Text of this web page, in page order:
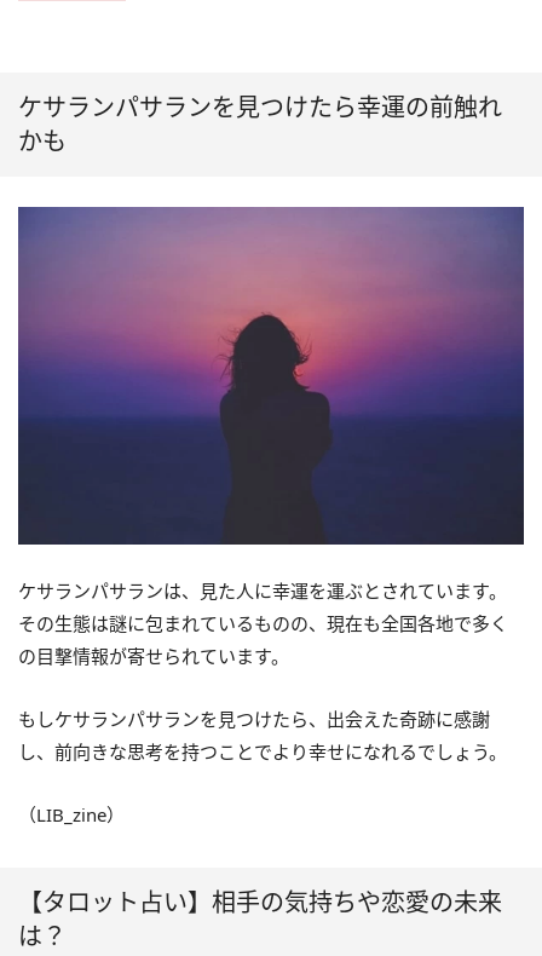
ケサランパサランを見つけたら幸運の前触れ
かも
ケサランパサランは、見た人に幸運を運ぶとされています。
その生態は謎に包まれているものの、現在も全国各地で多く
の目撃情報が寄せられています。
もしケサランパサランを見つけたら、出会えた奇跡に感謝
し、前向きな思考を持つことでより幸せになれるでしょう。
（LIB_zine）
【タロット占い】相手の気持ちや恋愛の未来
は？